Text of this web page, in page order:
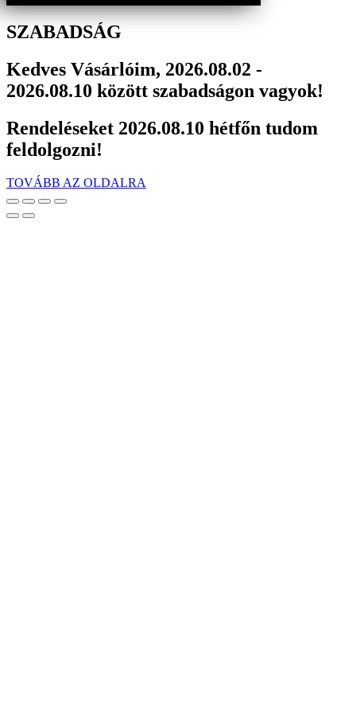
SZABADSÁG
Kedves Vásárlóim, 2026.08.02 -
2026.08.10 között szabadságon vagyok!
Rendeléseket 2026.08.10 hétfőn tudom
feldolgozni!
TOVÁBB AZ OLDALRA